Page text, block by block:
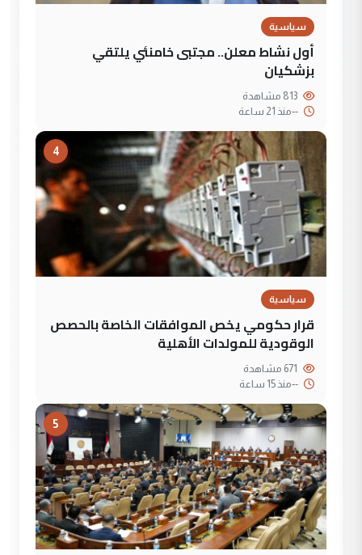
سياسية
أول نشاط معلن.. مجتبى خامنئي يلتقي
بزشكيان
--منذ 21 ساعة
4
سياسية
قرار حكومي يخص الموافقات الخاصة بالحصص
الوقودية للمولدات الأهلية
--منذ 15 ساعة
5